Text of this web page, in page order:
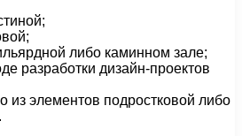
либо каминном зале;
разработки дизайн-проектов
из элементов подростковой либо